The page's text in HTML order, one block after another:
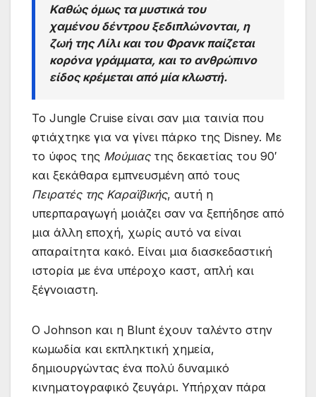
Καθώς όμως τα μυστικά του
χαμένου δέντρου ξεδιπλώνονται, η
ζωή της Λίλι και του Φρανκ παίζεται
κορόνα γράμματα, και το ανθρώπινο
είδος κρέμεται από μία κλωστή.
Το Jungle Cruise είναι σαν μια ταινία που
φτιάχτηκε για να γίνει πάρκο της Disney. Με
το ύφος της Μούμιαςτης δεκαετίας του 90′
και ξεκάθαρα εμπνευσμένη από τους
Πειρατές της Καραϊβικής, αυτή η
υπερπαραγωγή μοιάζει σαν να ξεπήδησε από
μια άλλη εποχή, χωρίς αυτό να είναι
απαραίτητα κακό. Είναι μια διασκεδαστική
ιστορία με ένα υπέροχο καστ, απλή και
ξέγνοιαστη.
Ο Johnson και η Blunt έχουν ταλέντο στην
κωμωδία και εκπληκτική χημεία,
δημιουργώντας ένα πολύ δυναμικό
κινηματογραφικό ζευγάρι. Υπήρχαν πάρα